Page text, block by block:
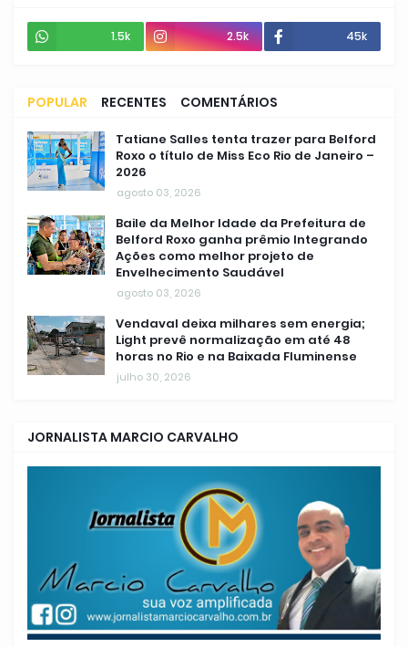
1.5k 2.5k 45k
POPULAR RECENTES COMENTÁRIOS
Tatiane Salles tenta trazer para Belford
Roxo o título de Miss Eco Rio de Janeiro –
2026
agosto 03, 2026
Baile da Melhor Idade da Prefeitura de
Belford Roxo ganha prêmio Integrando
Ações como melhor projeto de
Envelhecimento Saudável
agosto 03, 2026
Vendaval deixa milhares sem energia;
Light prevê normalização em até 48
horas no Rio e na Baixada Fluminense
julho 30, 2026
JORNALISTA MARCIO CARVALHO